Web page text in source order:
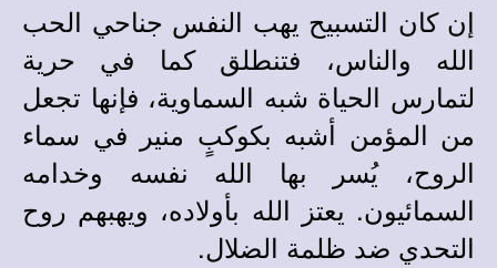
إن كان التسبيح يهب النفس جناحي الحب
الله والناس، فتنطلق كما في حرية
لتمارس الحياة شبه السماوية، فإنها تجعل
من المؤمن أشبه بكوكبٍ منير في سماء
الروح، يُسر بها الله نفسه وخدامه
السمائيون. يعتز الله بأولاده، ويهبهم روح
التحدي ضد ظلمة الضلال.